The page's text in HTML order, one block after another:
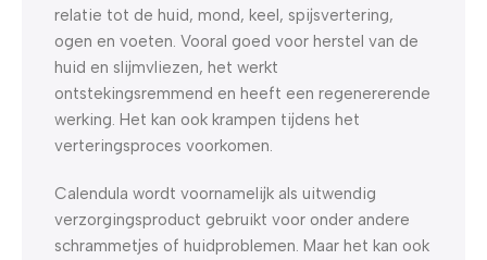
relatie tot de huid, mond, keel, spijsvertering,
ogen en voeten. Vooral goed voor herstel van de
huid en slijmvliezen, het werkt
ontstekingsremmend en heeft een regenererende
werking. Het kan ook krampen tijdens het
verteringsproces voorkomen.
Calendula wordt voornamelijk als uitwendig
verzorgingsproduct gebruikt voor onder andere
schrammetjes of huidproblemen. Maar het kan ook